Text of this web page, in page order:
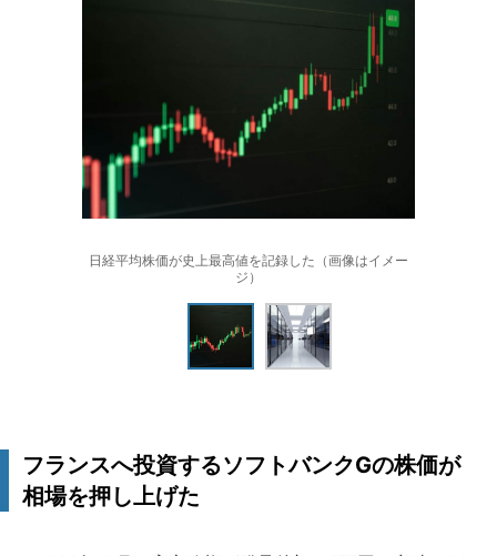
日経平均株価が史上最高値を記録した（画像はイメー
ジ）
フランスへ投資するソフトバンクGの株価が
相場を押し上げた